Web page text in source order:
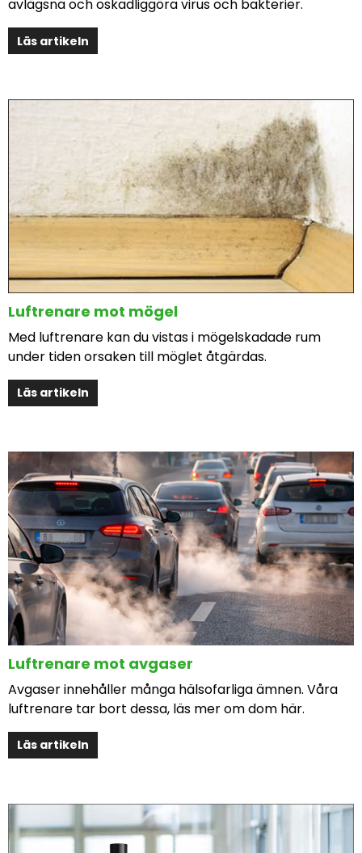
avlägsna och oskadliggöra virus och bakterier.
Läs artikeln
Luftrenare mot mögel
Med luftrenare kan du vistas i mögelskadade rum
under tiden orsaken till möglet åtgärdas.
Läs artikeln
Luftrenare mot avgaser
Avgaser innehåller många hälsofarliga ämnen. Våra
luftrenare tar bort dessa, läs mer om dom här.
Läs artikeln